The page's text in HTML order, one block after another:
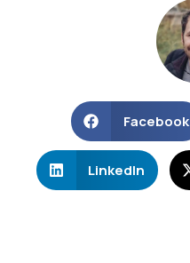
Facebook
LinkedIn